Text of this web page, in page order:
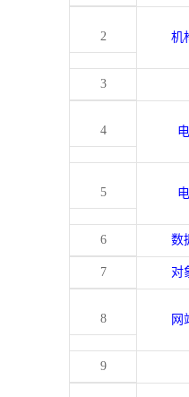
2 机
3
4
5
6 数
7 对
8 网
9